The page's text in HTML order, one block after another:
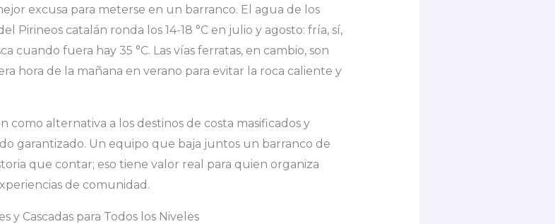
excusa para meterse en un barranco. El agua de los
Pirineos catalán ronda los 14-18 °C en julio y agosto: fría, sí,
cuando fuera hay 35 °C. Las vías ferratas, en cambio, son
hora de la mañana en verano para evitar la roca caliente y
como alternativa a los destinos de costa masificados y
garantizado. Un equipo que baja juntos un barranco de
que contar; eso tiene valor real para quien organiza
de comunidad.
y Cascadas para Todos los Niveles